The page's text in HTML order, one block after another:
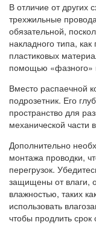
В отличие от других
трехжильные
обязательной,
накладного типа,
пластиковых
помощью «фазного»
Вместо распаечной
подрозетник. Его
пространство для
механической части
Дополнительно
монтажа проводки,
перегрузок.
защищены от влаги,
влажностью, таких
использовать
чтобы продлить